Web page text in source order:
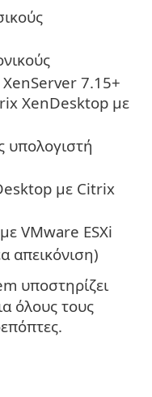
7.15+
XenDesktop με
υπολογιστή
με Citrix
VMware ESXi
απεικόνιση)
υποστηρίζει
όλους τους